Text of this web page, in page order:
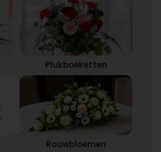
Plukboeketten
Rouwbloemen